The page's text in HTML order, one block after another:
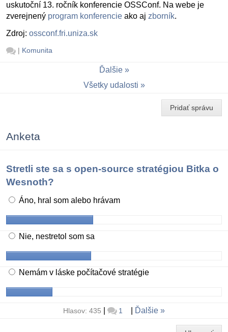
uskutoční 13. ročník konferencie OSSConf. Na webe je
zverejnený program konferencie ako aj zborník.
Zdroj: ossconf.fri.uniza.sk
| Komunita
Ďalšie
Všetky udalosti
Pridať správu
Anketa
Stretli ste sa s open-source stratégiou Bitka o
Wesnoth?
Áno, hral som alebo hrávam
Nie, nestretol som sa
Nemám v láske počítačové stratégie
Hlasov: 435 1 Ďalšie